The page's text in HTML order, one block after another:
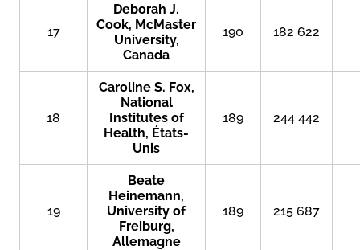
17
Deborah J.
Cook, McMaster
University,
Canada
190 182 622
18
Caroline S. Fox,
National
Institutes of
Health, États-
Unis
189 244 442
19
Beate
Heinemann,
University of
Freiburg,
Allemagne
189 215 687